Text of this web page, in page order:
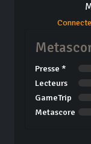
Presse *
Lecteurs
GameTrip
Metascore